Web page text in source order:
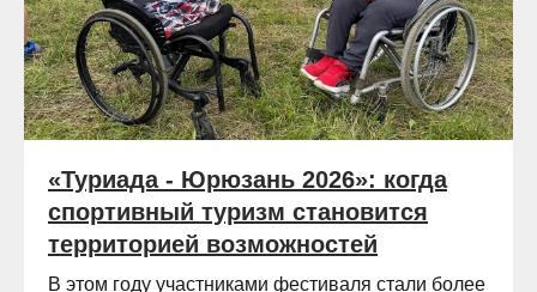
«Туриада - Юрюзань 2026»: когда
спортивный туризм становится
территорией возможностей
В этом году участниками фестиваля стали более